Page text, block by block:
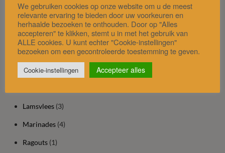
Dranken(5)
Dressings(1)
Ei(9)
Gevogelte(9)
Lamsvlees (3)
Marinades (4)
Ragouts (1)
We gebruiken cookies op onze website om u de meest
relevante ervaring te bieden door uw voorkeuren en
herhaalde bezoeken te onthouden. Door op "Alles
accepteren" te klikken, stemt u in met het gebruik van
ALLE cookies. U kunt echter "Cookie-instellingen"
bezoeken om een gecontroleerde toestemming te geven.
Cookie-instellingen Accepteer alles